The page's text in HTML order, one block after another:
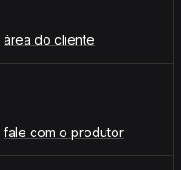
área do cliente
fale com o produtor